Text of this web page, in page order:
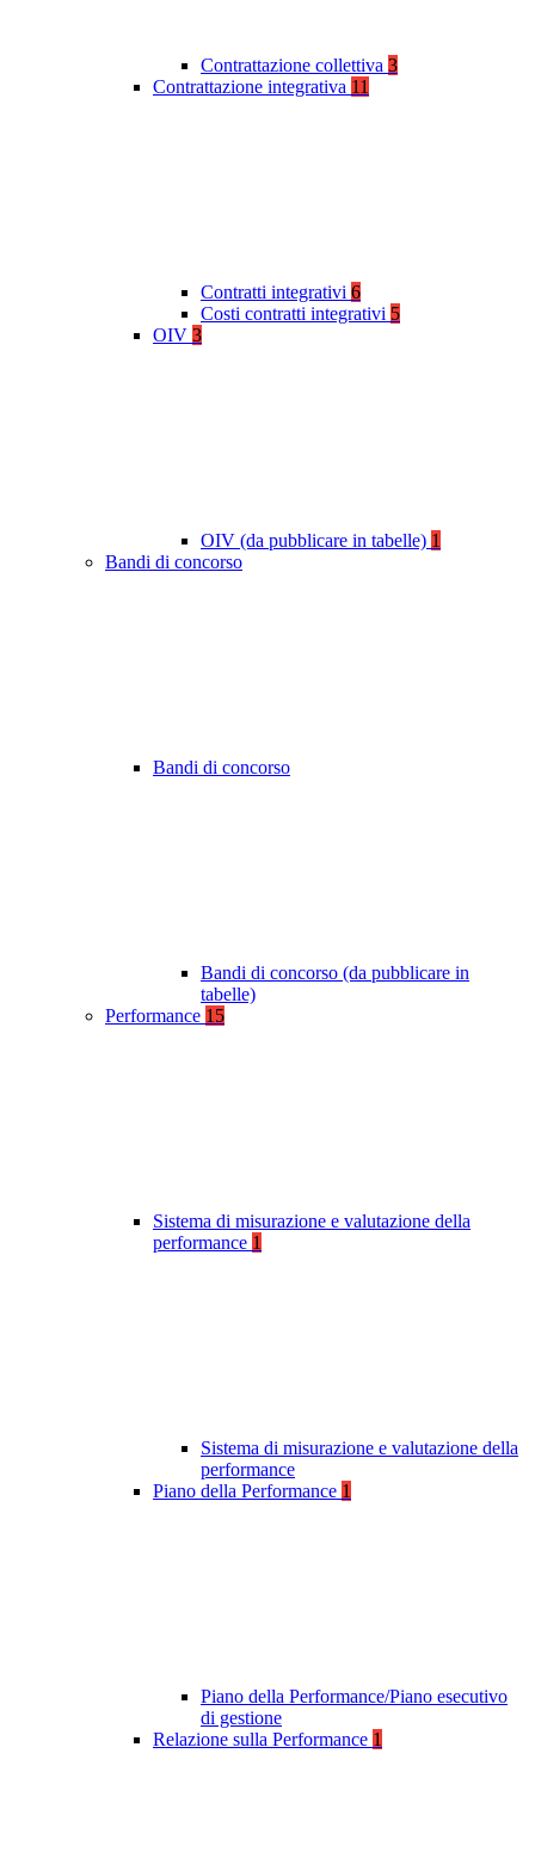
Contrattazione collettiva 3
Contrattazione integrativa 11
Contratti integrativi 6
Costi contratti integrativi 5
OIV 3
OIV (da pubblicare in tabelle) 1
Bandi di concorso
Bandi di concorso
Bandi di concorso (da pubblicare in
tabelle)
Performance 15
Sistema di misurazione e valutazione della
performance 1
Sistema di misurazione e valutazione della
performance
Piano della Performance 1
Piano della Performance/Piano esecutivo
di gestione
Relazione sulla Performance 1